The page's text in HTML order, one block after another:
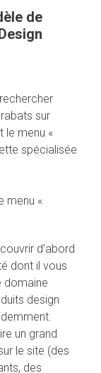
de
sur
le menu «
spécialisée
menu «
d’abord
dont il vous
domaine
design
un grand
le site (des
des